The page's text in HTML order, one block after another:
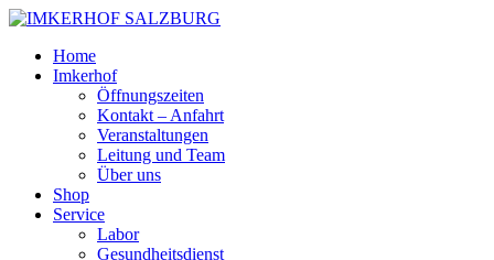
Home
Imkerhof
Öffnungszeiten
Kontakt – Anfahrt
Veranstaltungen
Leitung und Team
Über uns
Shop
Service
Labor
Gesundheitsdienst